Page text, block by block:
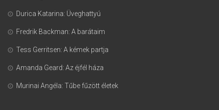
Durica Katarina: Üveghattyú
Fredrik Backman: A barátaim
Tess Gerritsen: A kémek partja
Amanda Geard: Az éjfél háza
Murinai Angéla: Tűbe fűzött életek